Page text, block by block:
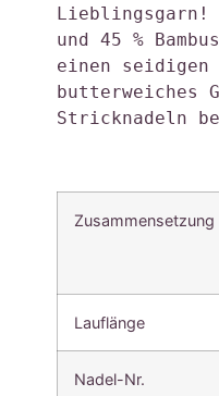
Lieblingsgarn!
und 45 %
einen seidigen
butterweiches
Stricknadeln
Zusammensetzung
Lauflänge
Nadel-Nr.